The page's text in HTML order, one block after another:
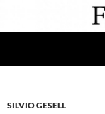
SILVIO GESELL